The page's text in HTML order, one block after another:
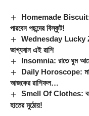
Homemade Biscuit:
পারবেন পছন্দের বিস্কুট!
Wednesday Lucky
ভাগ্যবান এই রাশি
Insomnia: রাতে ঘুম আসে
Daily Horoscope:
আজকের রাশিফল…
Smell Of Clothes:
হাতের মুঠোয়!